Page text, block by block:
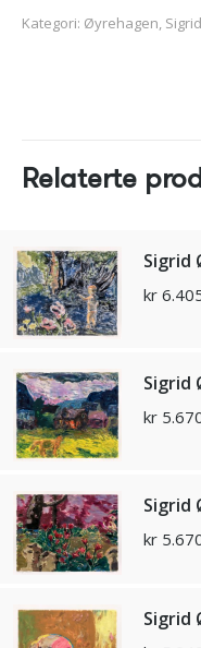
Kategori: Øyrehagen, Sigrid
Relaterte
Sigrid
kr
Sigrid
kr
Sigrid
kr
Sigrid